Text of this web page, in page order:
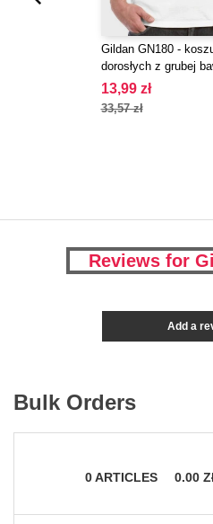
Gildan GN180 -
dorosłych z grubej
13,99 zł
33,57 zł
Reviews for
Add a
Bulk Orders
0ARTICLES 0.00